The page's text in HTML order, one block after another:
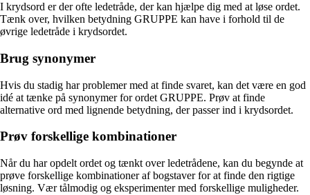
I krydsord er der ofte ledetråde, der kan hjælpe dig med at løse ordet.
Tænk over, hvilken betydning GRUPPE kan have i forhold til de
øvrige ledetråde i krydsordet.
Brug synonymer
Hvis du stadig har problemer med at finde svaret, kan det være en god
idé at tænke på synonymer for ordet GRUPPE. Prøv at finde
alternative ord med lignende betydning, der passer ind i krydsordet.
Prøv forskellige kombinationer
Når du har opdelt ordet og tænkt over ledetrådene, kan du begynde at
prøve forskellige kombinationer af bogstaver for at finde den rigtige
løsning. Vær tålmodig og eksperimenter med forskellige muligheder.